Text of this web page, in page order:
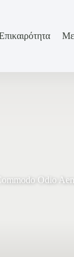
Odio